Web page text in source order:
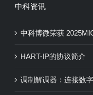
中科资讯
中科博微荣获
HART-IP的协议简介
调制解调器：连接数